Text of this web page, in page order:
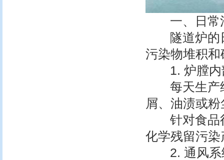
一、日常清
隧道炉的日
污染物堆积
1. 炉膛内
每天生产结
屑、油渍或粉
针对食品行
化学残留污染
2. 通风系